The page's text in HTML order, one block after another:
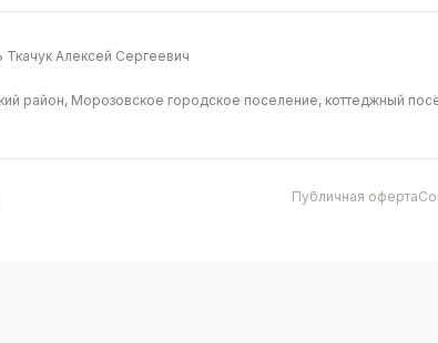
Алексей Сергеевич
район, Морозовское городское поселение, коттеджный
Публичная оферта